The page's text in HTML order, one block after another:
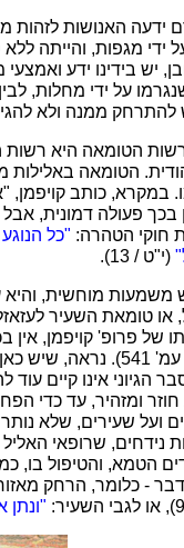
ידעה האנושות לזהות
ידי מגפות, והייתה
יש בידינו ידע
על ידי מחלות,
להתרחק ממנה ולא
הטומאה
במקרא, כותב קויפמן,
בכך פעולה דמונית,
חוקי הטהרה: "כל
(י"ט / 13).
מוחשית, והיא
או טומאת השעיר
של פרופ' קויפמן, אין
הקדושה בלבד (שם,
הגיוני אינו קיים
ומזהיר, עד כדי
ועל שעירים, שלא
נידחים, שרופאי
הטמא, והטיפול בו,
- כלומר, הרחק